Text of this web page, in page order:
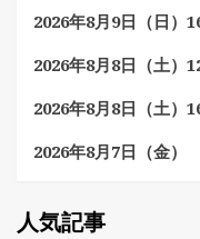
2026年8月9日（日）
2026年8月8日（土）
2026年8月8日（土）
2026年8月7日（金）
人気記事